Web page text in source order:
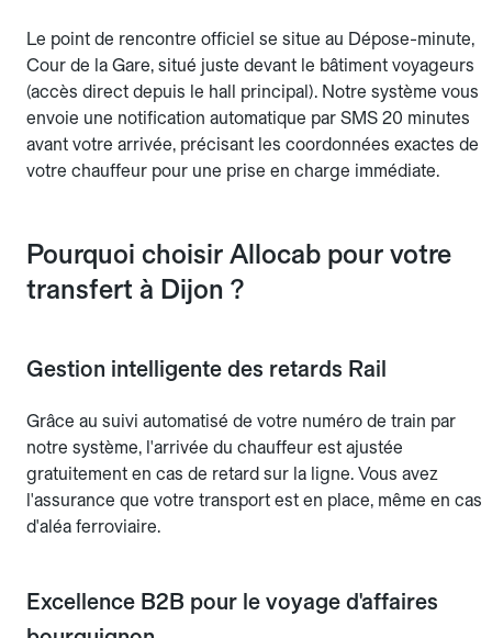
Le point de rencontre officiel se situe au Dépose-minute,
Cour de la Gare, situé juste devant le bâtiment voyageurs
(accès direct depuis le hall principal). Notre système vous
envoie une notification automatique par SMS 20 minutes
avant votre arrivée, précisant les coordonnées exactes de
votre chauffeur pour une prise en charge immédiate.
Pourquoi choisir Allocab pour votre
transfert à Dijon ?
Gestion intelligente des retards Rail
Grâce au suivi automatisé de votre numéro de train par
notre système, l'arrivée du chauffeur est ajustée
gratuitement en cas de retard sur la ligne. Vous avez
l'assurance que votre transport est en place, même en cas
d'aléa ferroviaire.
Excellence B2B pour le voyage d'affaires